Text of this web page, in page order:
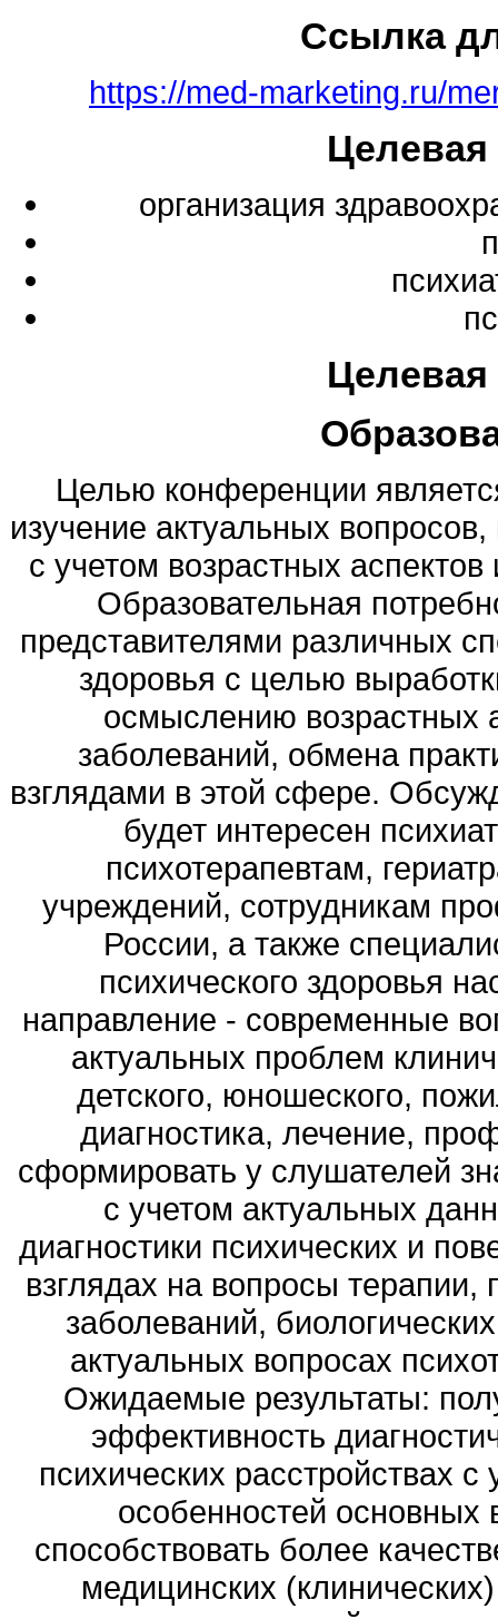
Ссылка
https://med-marketing.ru/
организация
Целью конференции
изучение актуальных
с учетом возрастных
Образовательная
представителями различных
здоровья с целью
осмыслению возрастных
заболеваний, обмена
взглядами в этой сфере.
будет интересен
психотерапевтам,
учреждений, сотрудникам
России, а также
психического здоровья
направление - современные
актуальных проблем
детского, юношеского,
диагностика, лечение,
сформировать у слушателей
с учетом актуальных
диагностики психических и
взглядах на вопросы терапии,
заболеваний,
актуальных вопросах
Ожидаемые результаты:
эффективность
психических расстройствах
особенностей основных
способствовать более
медицинских